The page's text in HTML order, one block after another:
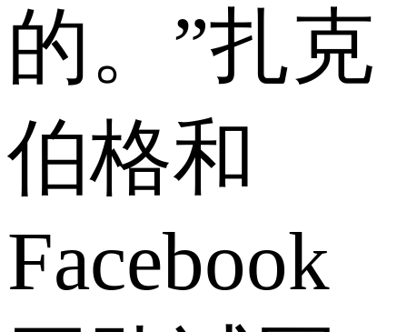
的。”扎克
伯格和
Facebook